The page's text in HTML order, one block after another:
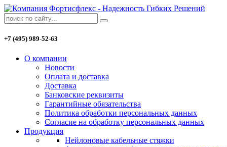
+7 (495) 989-52-63
О компании
Новости
Оплата и доставка
Доставка
Банковские реквизиты
Гарантийные обязательства
Политика обработки персональных данных
Согласие на обработку персональных данных
Продукция
Нейлоновые кабельные стяжки